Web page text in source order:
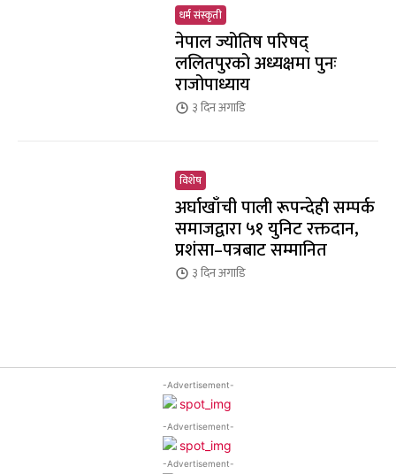
धर्म संस्कृती
नेपाल ज्योतिष परिषद्
ललितपुरको अध्यक्षमा पुनः
राजोपाध्याय
३ दिनअगाडि
विशेष
अर्घाखाँची पाली रूपन्देही सम्पर्क
समाजद्वारा ५१ युनिट रक्तदान,
प्रशंसा–पत्रबाट सम्मानित
३ दिनअगाडि
-Advertisement-
-Advertisement-
-Advertisement-